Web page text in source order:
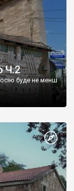
Ч.2
буде не менш